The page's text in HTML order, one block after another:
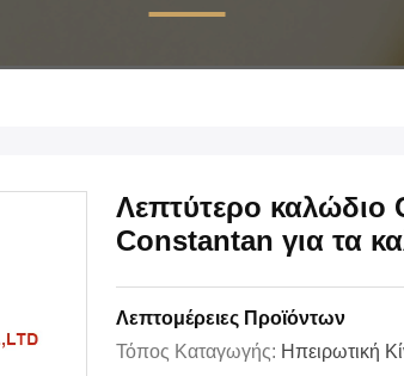
Λεπτύτερο καλώδιο
Constantan για τα
Λεπτομέρειες Προϊόντων
Τόπος Καταγωγής: Ηπειρωτική